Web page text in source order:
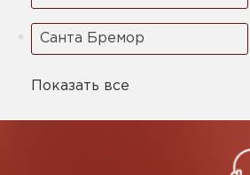
Санта Бремор
Показать все